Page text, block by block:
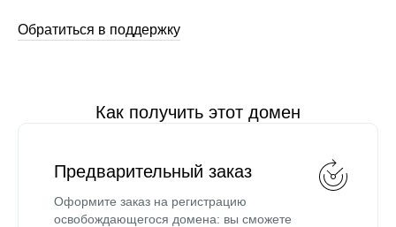
Обратиться в поддержку
Как получить этот домен
Предварительный заказ
Оформите заказ на регистрацию
освобождающегося домена: вы сможете